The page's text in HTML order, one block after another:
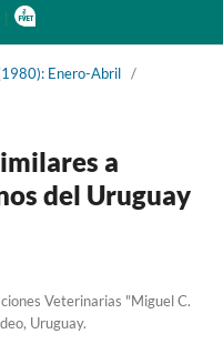
Enero-Abril /
a
del Uruguay
Veterinarias "Miguel C.
Uruguay.